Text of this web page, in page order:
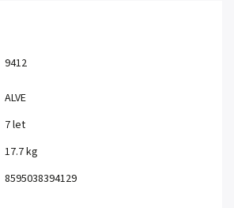
9412
ALVE
7 let
17.7 kg
8595038394129